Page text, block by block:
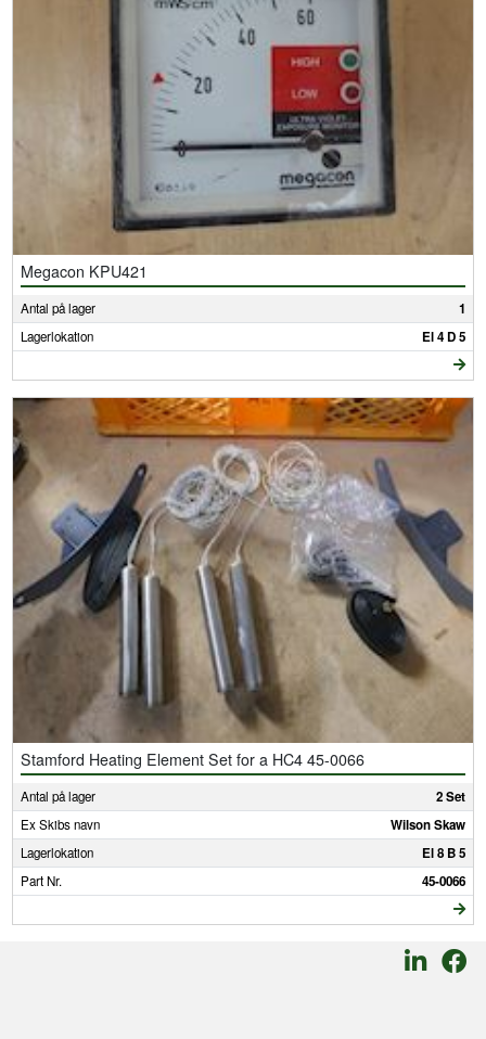
Megacon KPU421
Antal på lager 1
Lagerlokation El 4 D 5
Stamford Heating Element Set for a HC4 45-0066
Antal på lager 2 Set
Ex Skibs navn Wilson Skaw
Lagerlokation El 8 B 5
Part Nr. 45-0066